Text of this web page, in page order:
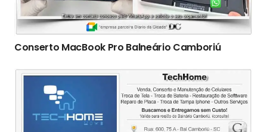
Conserto ‎MacBook Pro Balneário Camboriú